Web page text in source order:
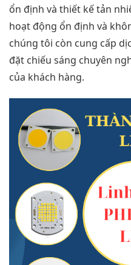
ổn định và thiết kế tản
hoạt động ổn định và
chúng tôi còn cung cấp
đặt chiếu sáng chuyên
của khách hàng.